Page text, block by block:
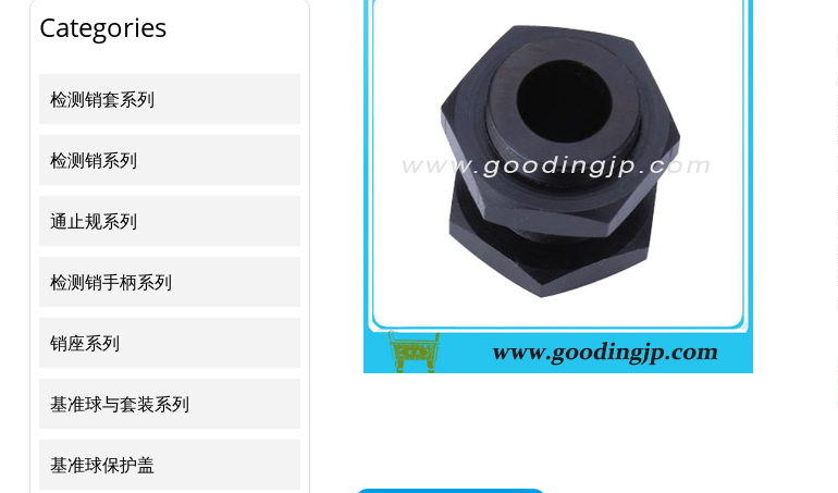
Categories
检测销套系列
检测销系列
通止规系列
检测销手柄系列
销座系列
基准球与套装系列
基准球保护盖